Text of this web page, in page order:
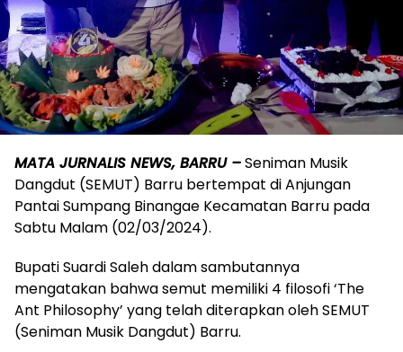
MATA JURNALIS NEWS, BARRU –Seniman Musik
Dangdut (SEMUT) Barru bertempat di Anjungan
Pantai Sumpang Binangae Kecamatan Barru pada
Sabtu Malam (02/03/2024).
Bupati Suardi Saleh dalam sambutannya
mengatakan bahwa semut memiliki 4 filosofi ‘The
Ant Philosophy’ yang telah diterapkan oleh SEMUT
(Seniman Musik Dangdut) Barru.